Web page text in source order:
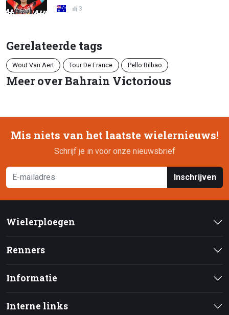
3
Gerelateerde tags
Wout Van Aert Tour De France Pello Bilbao
Meer over Bahrain Victorious
Mis niets van het laatste wielernieuws!
Schrijf je in voor onze nieuwsbrief
Inschrijven
Wielerploegen
Renners
Informatie
Interne links